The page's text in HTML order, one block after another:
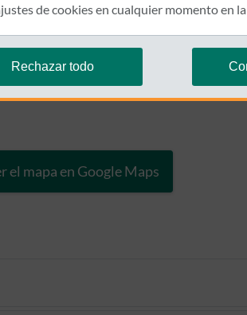
el mapa en Google Maps
de cookies en cualquier momento en
Rechazar todo